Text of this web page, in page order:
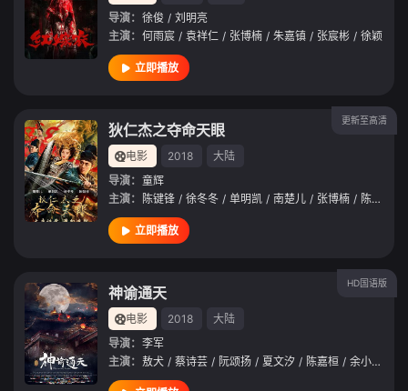
导演： 徐俊 / 刘明亮
主演： 何雨宸 / 袁祥仁 / 张博楠 / 朱嘉镇 / 张宸彬 / 徐颖
立即播放
更新至高清
狄仁杰之夺命天眼
电影 2018
大陆
导演： 童辉
主演：
陈键锋 / 徐冬冬 / 单明凯 / 南楚儿 / 张博楠 / 陈泽灵
立即播放
HD国语版
神谕通天
电影 2018
大陆
导演： 李军
主演： 敖犬 / 蔡诗芸 / 阮颂扬 / 夏文汐 / 陈嘉桓 / 余小孽